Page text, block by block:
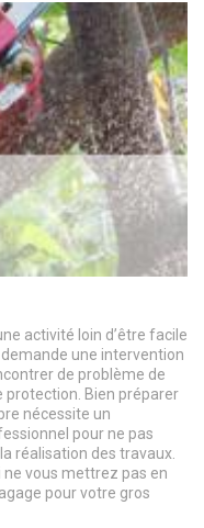
activité loin d’être facile
demande une intervention
de problème de
Bien préparer
nécessite un
pour ne pas
réalisation des travaux.
vous mettrez pas en
pour votre gros